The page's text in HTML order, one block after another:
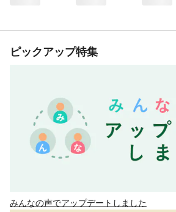
ピックアップ特集
みんなの声でアップデートしました